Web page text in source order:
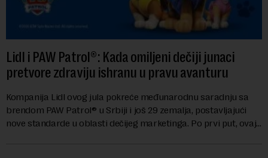
Lidl i PAW Patrol®: Kada omiljeni dečiji junaci
pretvore zdraviju ishranu u pravu avanturu
Kompanija Lidl ovog jula pokreće međunarodnu saradnju sa
brendom PAW Patrol® u Srbiji i još 29 zemalja, postavljajući
nove standarde u oblasti dečijeg marketinga. Po prvi put, ovaj